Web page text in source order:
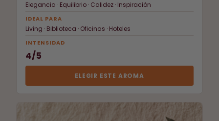
Elegancia · Equilibrio · Calidez · Inspiración
IDEAL PARA
Living · Biblioteca · Oficinas · Hoteles
INTENSIDAD
4/5
ELEGIR ESTE AROMA